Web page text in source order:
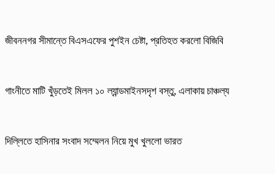
জীবননগর সীমান্তে বিএসএফের পুশইন চেষ্টা, প্রতিহত করলো বিজিবি
গাংনীতে মাটি খুঁড়তেই মিলল ১০ ল্যান্ডমাইনসদৃশ বস্তু, এলাকায় চাঞ্চল্য
দিল্লিতে হাসিনার সংবাদ সম্মেলন নিয়ে মুখ খুললো ভারত